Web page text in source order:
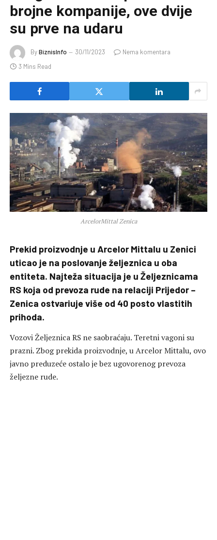
brojne kompanije, ove dvije
su prve na udaru
ByBiznisInfo 30/11/2023
Nema komentara
3 Mins Read
ArcelorMittal Zenica
Prekid proizvodnje u Arcelor Mittalu u Zenici
uticao je na poslovanje željeznica u oba
entiteta. Najteža situacija je u Željeznicama
RS koja od prevoza rude na relaciji Prijedor –
Zenica ostvariuje više od 40 posto vlastitih
prihoda.
Vozovi Željeznica RS ne saobraćaju. Teretni vagoni su
prazni. Zbog prekida proizvodnje, u Arcelor Mittalu, ovo
javno preduzeće ostalo je bez ugovorenog prevoza
željezne rude.